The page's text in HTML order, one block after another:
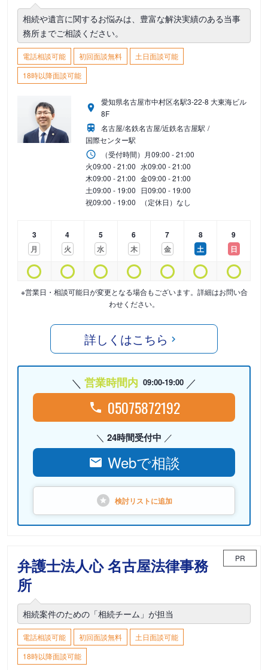
相続や遺言に関するお悩みは、豊富な解決実績のある当事
務所までご相談ください。
電話相談可能 初回面談無料
土日面談可能
18時以降面談可能
愛知県名古屋市中村区名駅3-22-8 大東海ビル
8F
名古屋/名鉄名古屋/近鉄名古屋駅
国際センター駅
（受付時間） 月09:00 - 21:00
火09:00 - 21:00 水09:00 - 21:00
木09:00 - 21:00 金09:00 - 21:00
土09:00 - 19:00 日09:00 - 19:00
祝09:00 - 19:00 （定休日）なし
3
月
4
火
5
水
6
木
7
金
8
土
9
日
※営業日・相談可能日が変更となる場合もございます。詳細はお問い合
わせください。
詳しくはこちら
営業時間内 09:00-19:00
05075872192
24時間受付中
Webで相談
検討リストに追加
弁護士法人心 名古屋法律事務
所
PR
相続案件のための「相続チーム」が担当
電話相談可能 初回面談無料
土日面談可能
18時以降面談可能